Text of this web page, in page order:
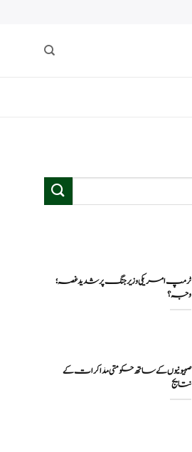
ٹرمپ امریکی وزیر جنگ پر شدید غصہ؛
وجہ ؟
صہیونیوں کے ساتھ حکومتی مذاکرات کے
نتایج